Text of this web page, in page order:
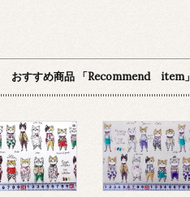
おすすめ商品 「Recommend item」